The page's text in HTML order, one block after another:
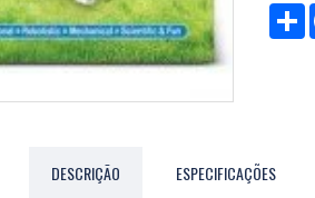
DESCRIÇÃO ESPECIFICAÇÕES